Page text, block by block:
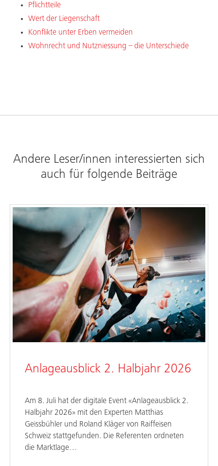
Pflichtteile
Wert der Liegenschaft
Konflikte unter Erben vermeiden
Wohnrecht und Nutzniessung – die Unterschiede
Andere Leser/innen interessierten sich
auch für folgende Beiträge
Anlageausblick 2. Halbjahr 2026
Am 8. Juli hat der digitale Event «Anlageausblick 2.
Halbjahr 2026» mit den Experten Matthias
Geissbühler und Roland Kläger von Raiffeisen
Schweiz stattgefunden. Die Referenten ordneten
die Marktlage…